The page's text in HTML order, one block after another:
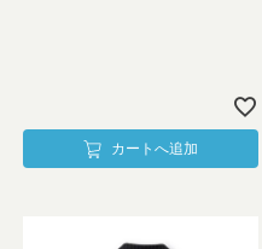
カートへ追加